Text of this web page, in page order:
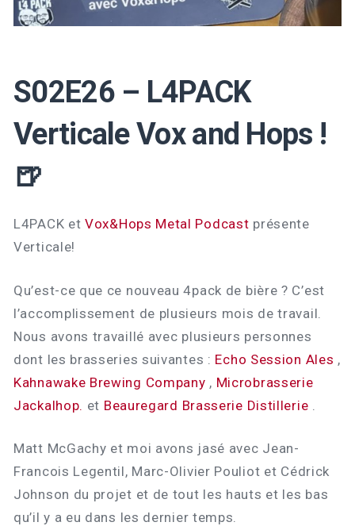
S02E26 – L4PACK
Verticale Vox and Hops !
🍺
L4PACK et Vox&Hops Metal Podcast présente
Verticale!
Qu’est-ce que ce nouveau 4pack de bière ? C’est
l’accomplissement de plusieurs mois de travail.
Nous avons travaillé avec plusieurs personnes
dont les brasseries suivantes : Echo Session Ales ,
Kahnawake Brewing Company , Microbrasserie
Jackalhop. et Beauregard Brasserie Distillerie
Matt McGachy et moi avons jasé avec Jean-
Francois Legentil, Marc-Olivier Pouliot et Cédrick
Johnson du projet et de tout les hauts et les bas
qu’il y a eu dans les dernier temps.